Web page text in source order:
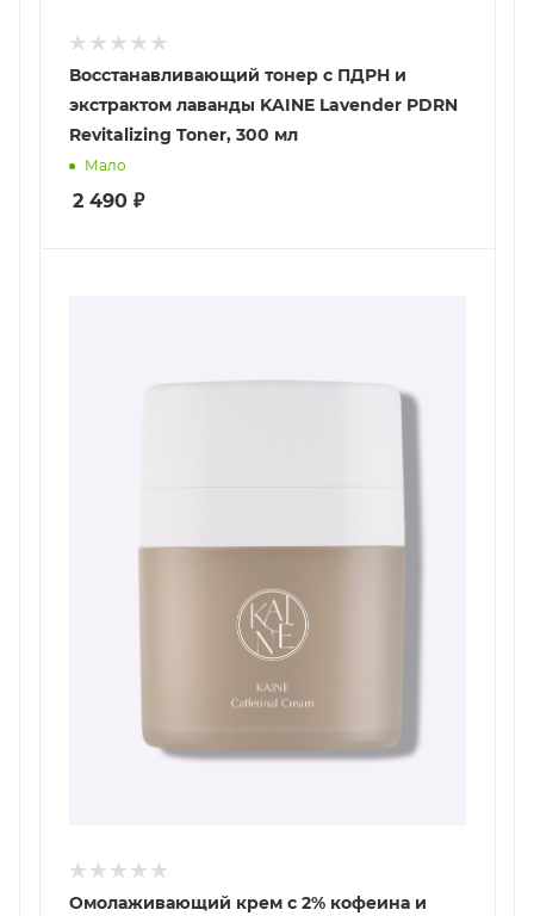
Восстанавливающий тонер с ПДРН и
экстрактом лаванды KAINE Lavender PDRN
Revitalizing Toner, 300 мл
Мало
2 490 ₽
Омолаживающий крем c 2% кофеина и